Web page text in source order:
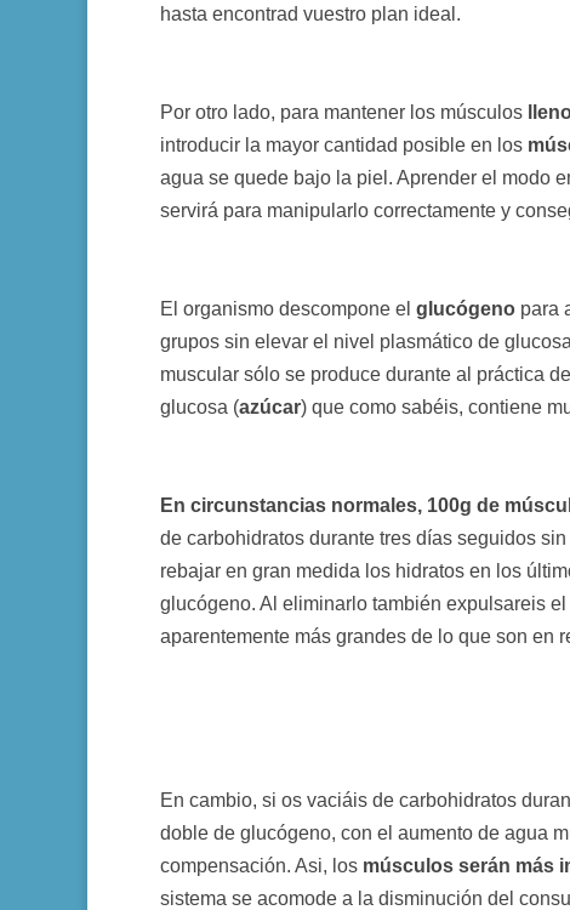
hasta encontrad vuestro plan ideal.
Por otro lado, para mantener los músculos
introducir la mayor cantidad posible en los
agua se quede bajo la piel. Aprender el modo
servirá para manipularlo correctamente y
El organismo descompone el glucógeno para
grupos sin elevar el nivel plasmático de
muscular sólo se produce durante al práctica
glucosa (azúcar) que como sabéis, contiene
En circunstancias normales, 100g de
de carbohidratos durante tres días seguidos
rebajar en gran medida los hidratos en los
glucógeno. Al eliminarlo también expulsareis
aparentemente más grandes de lo que son en
En cambio, si os vaciáis de carbohidratos
doble de glucógeno, con el aumento de agua
compensación. Asi, los músculos serán más
sistema se acomode a la disminución del